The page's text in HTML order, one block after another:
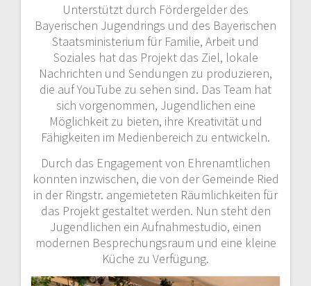
Unterstützt durch Fördergelder des
Bayerischen Jugendrings und des Bayerischen
Staatsministerium für Familie, Arbeit und
Soziales hat das Projekt das Ziel, lokale
Nachrichten und Sendungen zu produzieren,
die auf YouTube zu sehen sind. Das Team hat
sich vorgenommen, Jugendlichen eine
Möglichkeit zu bieten, ihre Kreativität und
Fähigkeiten im Medienbereich zu entwickeln.
Durch das Engagement von Ehrenamtlichen
konnten inzwischen, die von der Gemeinde Ried
in der Ringstr. angemieteten Räumlichkeiten für
das Projekt gestaltet werden. Nun steht den
Jugendlichen ein Aufnahmestudio, einen
modernen Besprechungsraum und eine kleine
Küche zu Verfügung.